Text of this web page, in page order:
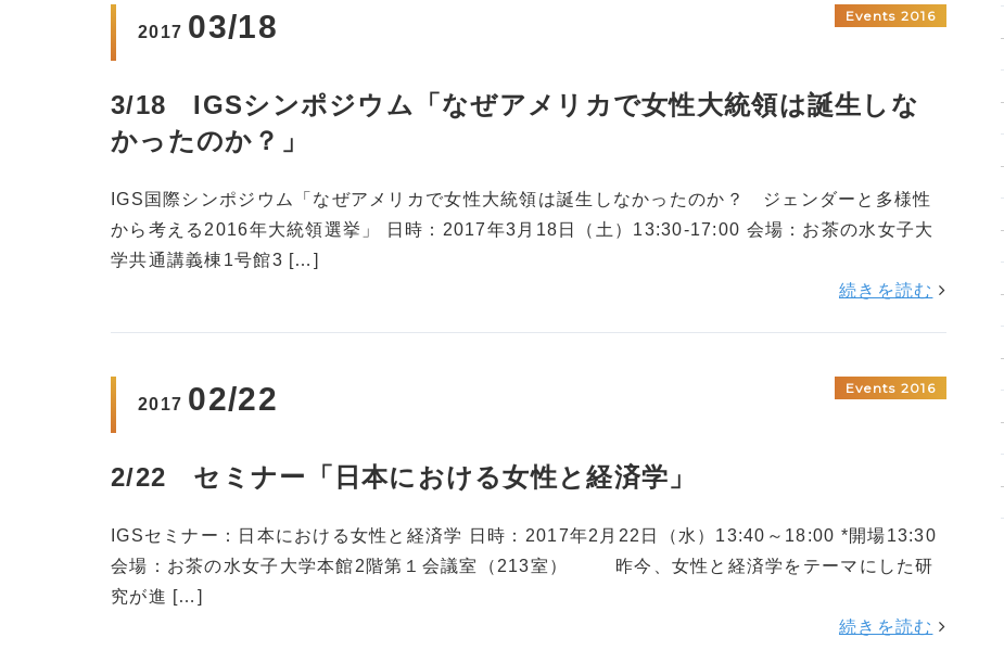
2017 03/18 Events 2016
3/18 IGSシンポジウム「なぜアメリカで女性大統領は誕生しな
かったのか？」
IGS国際シンポジウム「なぜアメリカで女性大統領は誕生しなかったのか？ ジェンダーと多様性
から考える2016年大統領選挙」 日時：2017年3月18日（土）13:30-17:00 会場：お茶の水女子大
学共通講義棟1号館3 […]
続きを読む
2017 02/22 Events 2016
2/22 セミナー「日本における女性と経済学」
IGSセミナー：日本における女性と経済学 日時：2017年2月22日（水）13:40～18:00 *開場13:30
会場：お茶の水女子大学本館2階第１会議室（213室） 昨今、女性と経済学をテーマにした研
究が進 […]
続きを読む